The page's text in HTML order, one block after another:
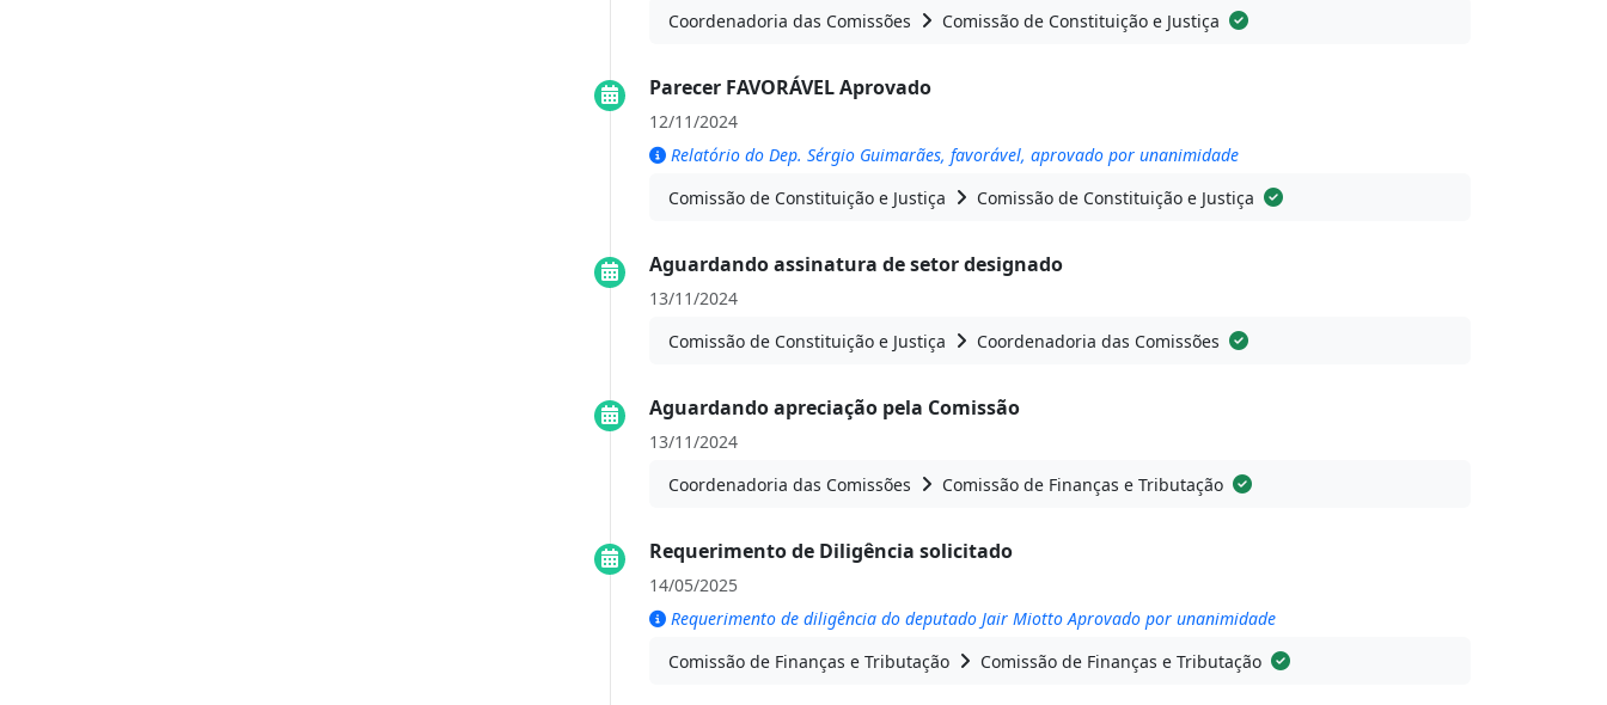
Coordenadoria das Comissões
Comissão de Constituição e Justiça
Parecer FAVORÁVEL Aprovado
12/11/2024
Relatório do Dep. Sérgio Guimarães, favorável, aprovado por unanimidade
Comissão de Constituição e Justiça
Comissão de Constituição e Justiça
Aguardando assinatura de setor designado
13/11/2024
Comissão de Constituição e Justiça
Coordenadoria das Comissões
Aguardando apreciação pela Comissão
13/11/2024
Coordenadoria das Comissões
Comissão de Finanças e Tributação
Requerimento de Diligência solicitado
14/05/2025
Requerimento de diligência do deputado Jair Miotto Aprovado por unanimidade
Comissão de Finanças e Tributação
Comissão de Finanças e Tributação